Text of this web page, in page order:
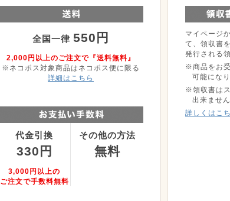
全国一律 550円
2,000円以上のご注文で『送料無料』
※ネコポス対象商品はネコポス便に限る
詳細はこちら
代金引換
330円
3,000円以上の
ご注文で手数料無料
その他の方法
無料
マイページ
て、領収書
発行される
※商品をお
可能になり
※領収書は
出来ませ
詳しくはこ